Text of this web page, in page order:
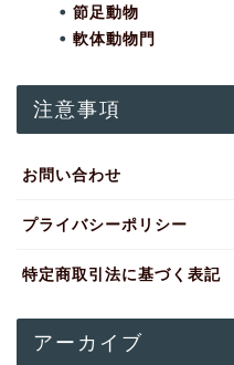
節足動物
軟体動物門
注意事項
お問い合わせ
プライバシーポリシー
特定商取引法に基づく表記
アーカイブ